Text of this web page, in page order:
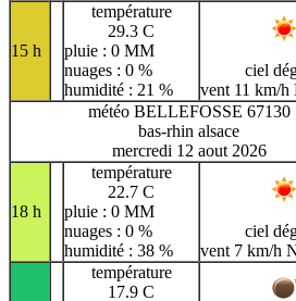
15 h
température
29.3 C
pluie : 0 MM
nuages : 0 %
humidité : 21 %
ciel
vent 11 km/h
météo BELLEFOSSE 67130
bas-rhin alsace
mercredi 12 aout 2026
18 h
température
22.7 C
pluie : 0 MM
nuages : 0 %
humidité : 38 %
ciel
vent 7 km/h
température
17.9 C